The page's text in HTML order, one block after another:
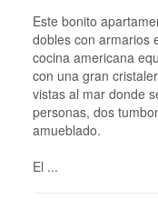
Este bonito
dobles con armarios
cocina americana
con una gran
vistas al mar donde
personas, dos
amueblado.
El ...